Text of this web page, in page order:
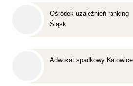
Ośrodek uzależnień ranking
Śląsk
Adwokat spadkowy Katowice